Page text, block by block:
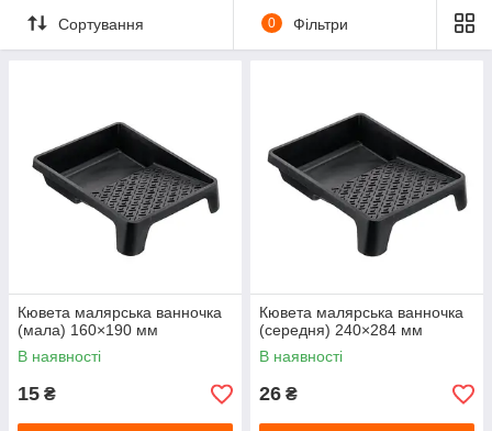
Сортування 0 Фільтри
Кювета малярська ванночка
(мала) 160×190 мм
В наявності
15 ₴
Кювета малярська ванночка
(середня) 240×284 мм
В наявності
26 ₴